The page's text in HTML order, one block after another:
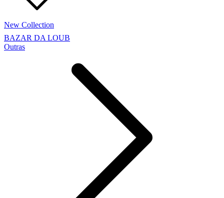
BAZAR DA LOUB
Outras
New Collection